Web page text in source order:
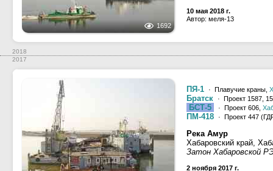
1692
10 мая 2018 г.
Автор: меля-13
2018
2017
ПЯ-1 · Плавучие краны,
Братск · Проект 1587,
БСТ-5 · Проект 606,
ПМ-418 · Проект 447
Река Амур
Хабаровский край,
Затон Хабаровской
2 ноября 2017 г.